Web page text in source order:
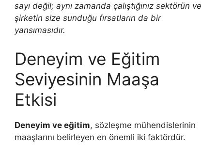
sayı değil; aynı zamanda çalıştığınız sektörün ve
şirketin size sunduğu fırsatların da bir
yansımasıdır.
Deneyim ve Eğitim
Seviyesinin Maaşa
Etkisi
Deneyim ve eğitim, sözleşme mühendislerinin
maaşlarını belirleyen en önemli iki faktördür.